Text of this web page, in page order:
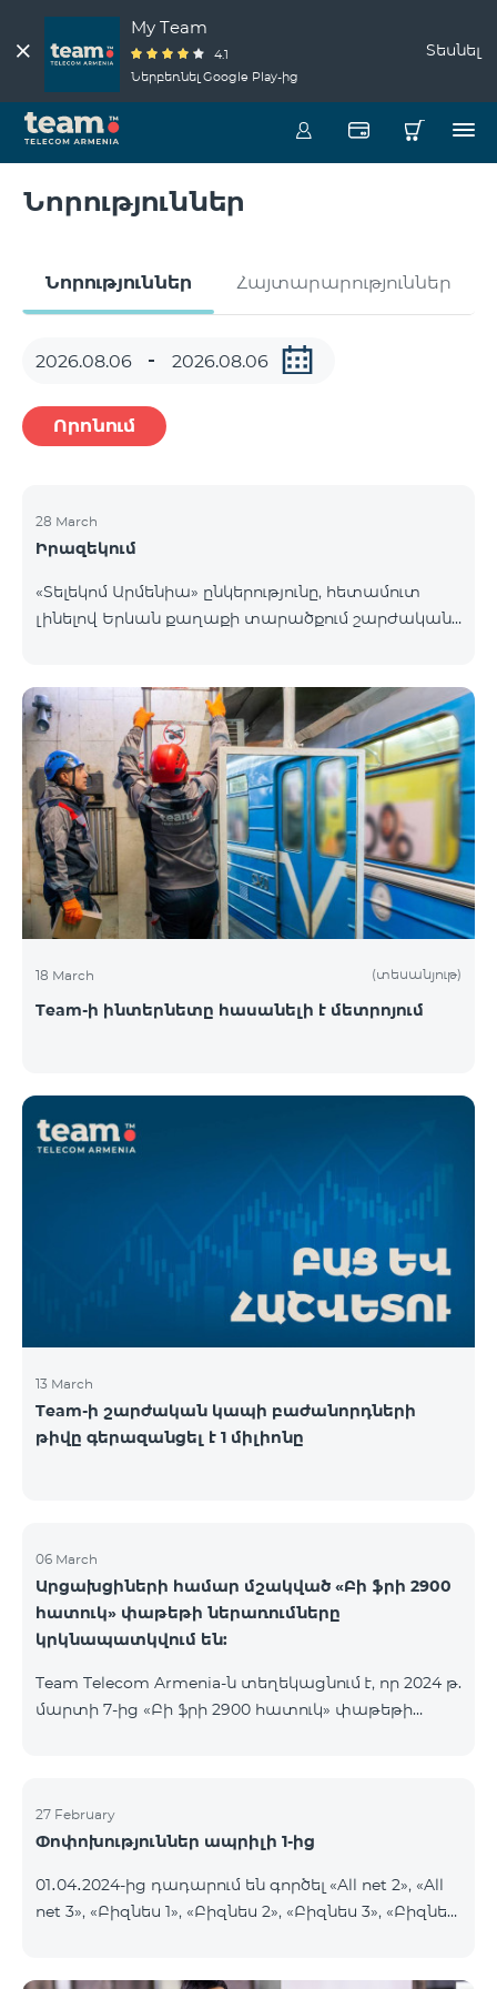
My Team
4.1
Ներբեռնել Google Play-ից
Տեսնել
Նորություններ
Նորություններ Հայտարարություններ
Որոնում
28 March
Իրազեկում
«Տելեկոմ Արմենիա» ընկերությունը, հետամուտ
լինելով Երևան քաղաքի տարածքում շարժական
տեղակայել հենասյունային տիպի կայմ Երևան
քաղաքի Նոր-Նորք վարչական շրջանի
Բագրևանդ փողոցի Ինժեներական թաղամասին
հարող հատվածում։ Տեղակայվող շարժական
կապի կայանի էսքիզային նախագծին կարող եք
ծանոթանալ այստեղ։ Հարցերի դեպքում խնդրում
ենք զանգահարել «Տելեկոմ Արմենիա»
ընկերության +374-10-410410 հեռխոսահամար
18 March (տեսանյութ)
Team-ի ինտերնետը հասանելի է մետրոյում
13 March
Team-ի շարժական կապի բաժանորդների
թիվը գերազանցել է 1 միլիոնը
06 March
Արցախցիների համար մշակված «Բի ֆրի 2900
հատուկ» փաթեթի ներառումները
կրկնապատկվում են:
Team Telecom Armenia-ն տեղեկացնում է, որ 2024 թ.
մարտի 7-ից «Բի ֆրի 2900 հատուկ» փաթեթի
900 րոպե և 600 SMS, նախկին՝ 10 ԳԲ ինտերնետի,
450 րոպեի և 300 SMS-ի փոխարեն:
ժամկետը չի փոխվում։ «Բի ֆրի 2900 հատուկ»
սակագնային փաթեթը ներառում է նաև WhatsApp,
ամենապահանջված հավելվածներից անսա
27 February
Փոփոխություններ ապրիլի 1-ից
01․04․2024-ից դադարում են գործել «All net 2», «All
net 3», «Բիզնես 1», «Բիզնես 2», «Բիզնես 3», «Բիզնես